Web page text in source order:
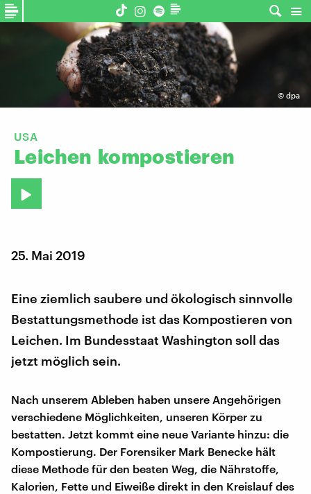
© dpa
USA
Leichen kompostieren
25. Mai 2019
Eine ziemlich saubere und ökologisch sinnvolle
Bestattungsmethode ist das Kompostieren von
Leichen. Im Bundesstaat Washington soll das
jetzt möglich sein.
Nach unserem Ableben haben unsere Angehörigen
verschiedene Möglichkeiten, unseren Körper zu
bestatten. Jetzt kommt eine neue Variante hinzu: die
Kompostierung. Der Forensiker Mark Benecke hält
diese Methode für den besten Weg, die Nährstoffe,
Kalorien, Fette und Eiweiße direkt in den Kreislauf des